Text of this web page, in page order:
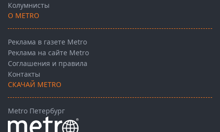
Колумнисты
О METRO
Реклама в газете Metro
Реклама на сайте Metro
Соглашения и правила
Контакты
СКАЧАЙ METRO
Metro Петербург